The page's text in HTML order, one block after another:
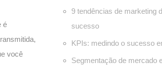
é
você
9 tendências de marketing
sucesso
KPIs: medindo o sucesso
Segmentação de mercado